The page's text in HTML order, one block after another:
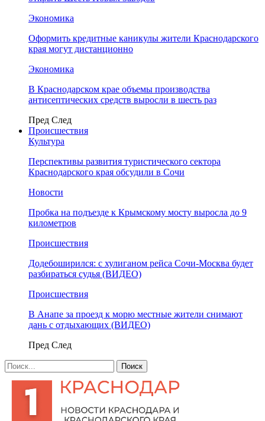
Экономика
Оформить кредитные каникулы жители Краснодарского
края могут дистанционно
Экономика
В Краснодарском крае объемы производства
антисептических средств выросли в шесть раз
Пред След
Происшествия
Культура
Перспективы развития туристического сектора
Краснодарского края обсудили в Сочи
Новости
Пробка на подъезде к Крымскому мосту выросла до 9
километров
Происшествия
Додебоширился: с хулиганом рейса Сочи-Москва будет
разбираться судья (ВИДЕО)
Происшествия
В Анапе за проезд к морю местные жители снимают
дань с отдыхающих (ВИДЕО)
Пред След